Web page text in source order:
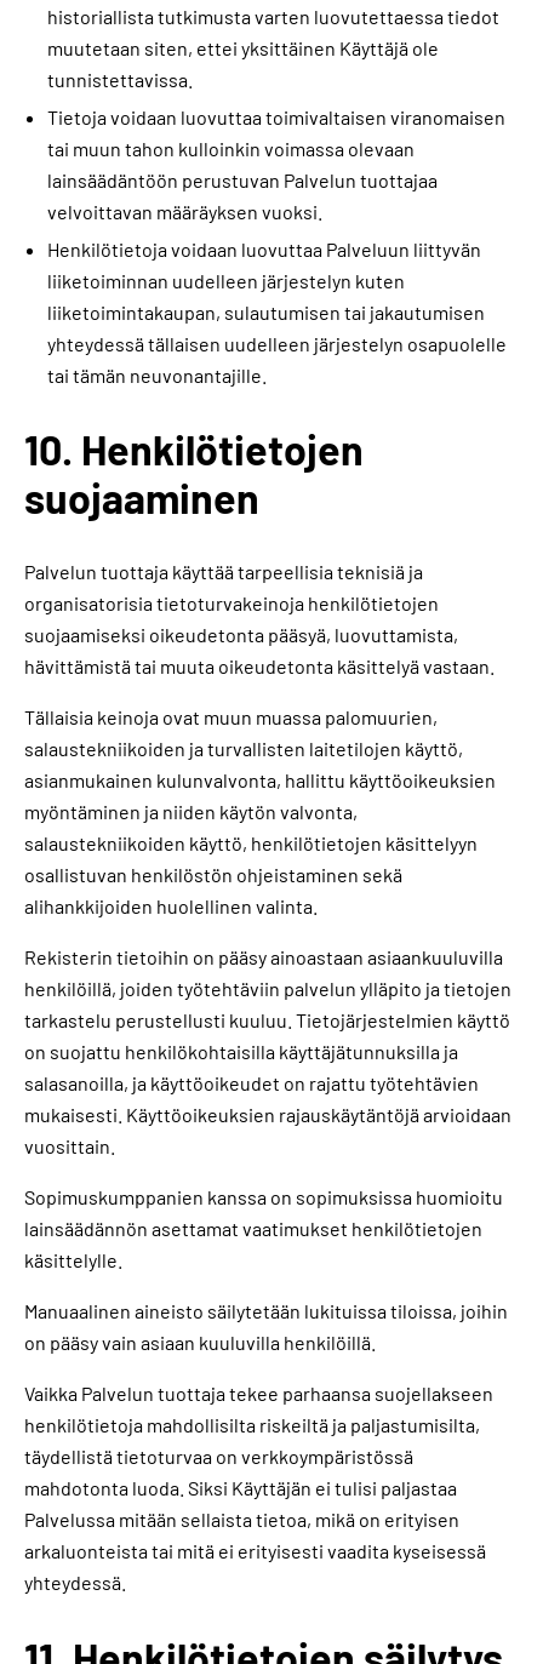
historiallista tutkimusta varten luovutettaessa tiedot
muutetaan siten, ettei yksittäinen Käyttäjä ole
tunnistettavissa.
Tietoja voidaan luovuttaa toimivaltaisen viranomaisen
tai muun tahon kulloinkin voimassa olevaan
lainsäädäntöön perustuvan Palvelun tuottajaa
velvoittavan määräyksen vuoksi.
Henkilötietoja voidaan luovuttaa Palveluun liittyvän
liiketoiminnan uudelleen järjestelyn kuten
liiketoimintakaupan, sulautumisen tai jakautumisen
yhteydessä tällaisen uudelleen järjestelyn osapuolelle
tai tämän neuvonantajille.
10. Henkilötietojen
suojaaminen
Palvelun tuottaja käyttää tarpeellisia teknisiä ja
organisatorisia tietoturvakeinoja henkilötietojen
suojaamiseksi oikeudetonta pääsyä, luovuttamista,
hävittämistä tai muuta oikeudetonta käsittelyä vastaan.
Tällaisia keinoja ovat muun muassa palomuurien,
salaustekniikoiden ja turvallisten laitetilojen käyttö,
asianmukainen kulunvalvonta, hallittu käyttöoikeuksien
myöntäminen ja niiden käytön valvonta,
salaustekniikoiden käyttö, henkilötietojen käsittelyyn
osallistuvan henkilöstön ohjeistaminen sekä
alihankkijoiden huolellinen valinta.
Rekisterin tietoihin on pääsy ainoastaan asiaankuuluvilla
henkilöillä, joiden työtehtäviin palvelun ylläpito ja tietojen
tarkastelu perustellusti kuuluu. Tietojärjestelmien käyttö
on suojattu henkilökohtaisilla käyttäjätunnuksilla ja
salasanoilla, ja käyttöoikeudet on rajattu työtehtävien
mukaisesti. Käyttöoikeuksien rajauskäytäntöjä arvioidaan
vuosittain.
Sopimuskumppanien kanssa on sopimuksissa huomioitu
lainsäädännön asettamat vaatimukset henkilötietojen
käsittelylle.
Manuaalinen aineisto säilytetään lukituissa tiloissa, joihin
on pääsy vain asiaan kuuluvilla henkilöillä.
Vaikka Palvelun tuottaja tekee parhaansa suojellakseen
henkilötietoja mahdollisilta riskeiltä ja paljastumisilta,
täydellistä tietoturvaa on verkkoympäristössä
mahdotonta luoda. Siksi Käyttäjän ei tulisi paljastaa
Palvelussa mitään sellaista tietoa, mikä on erityisen
arkaluonteista tai mitä ei erityisesti vaadita kyseisessä
yhteydessä.